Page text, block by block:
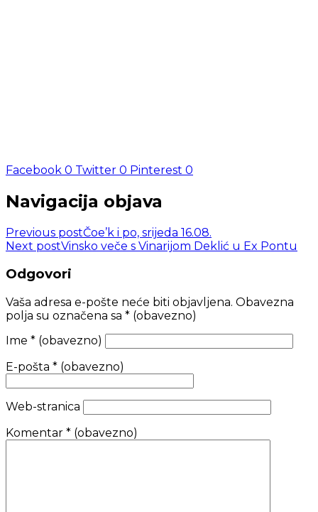
Facebook 0 Twitter 0 Pinterest 0
Navigacija objava
Previous postČoe’k i po, srijeda 16.08.
Next postVinsko veče s Vinarijom Deklić u Ex Pontu
Odgovori
Vaša adresa e-pošte neće biti objavljena. Obavezna
polja su označena sa * (obavezno)
Ime * (obavezno)
E-pošta * (obavezno)
Web-stranica
Komentar * (obavezno)